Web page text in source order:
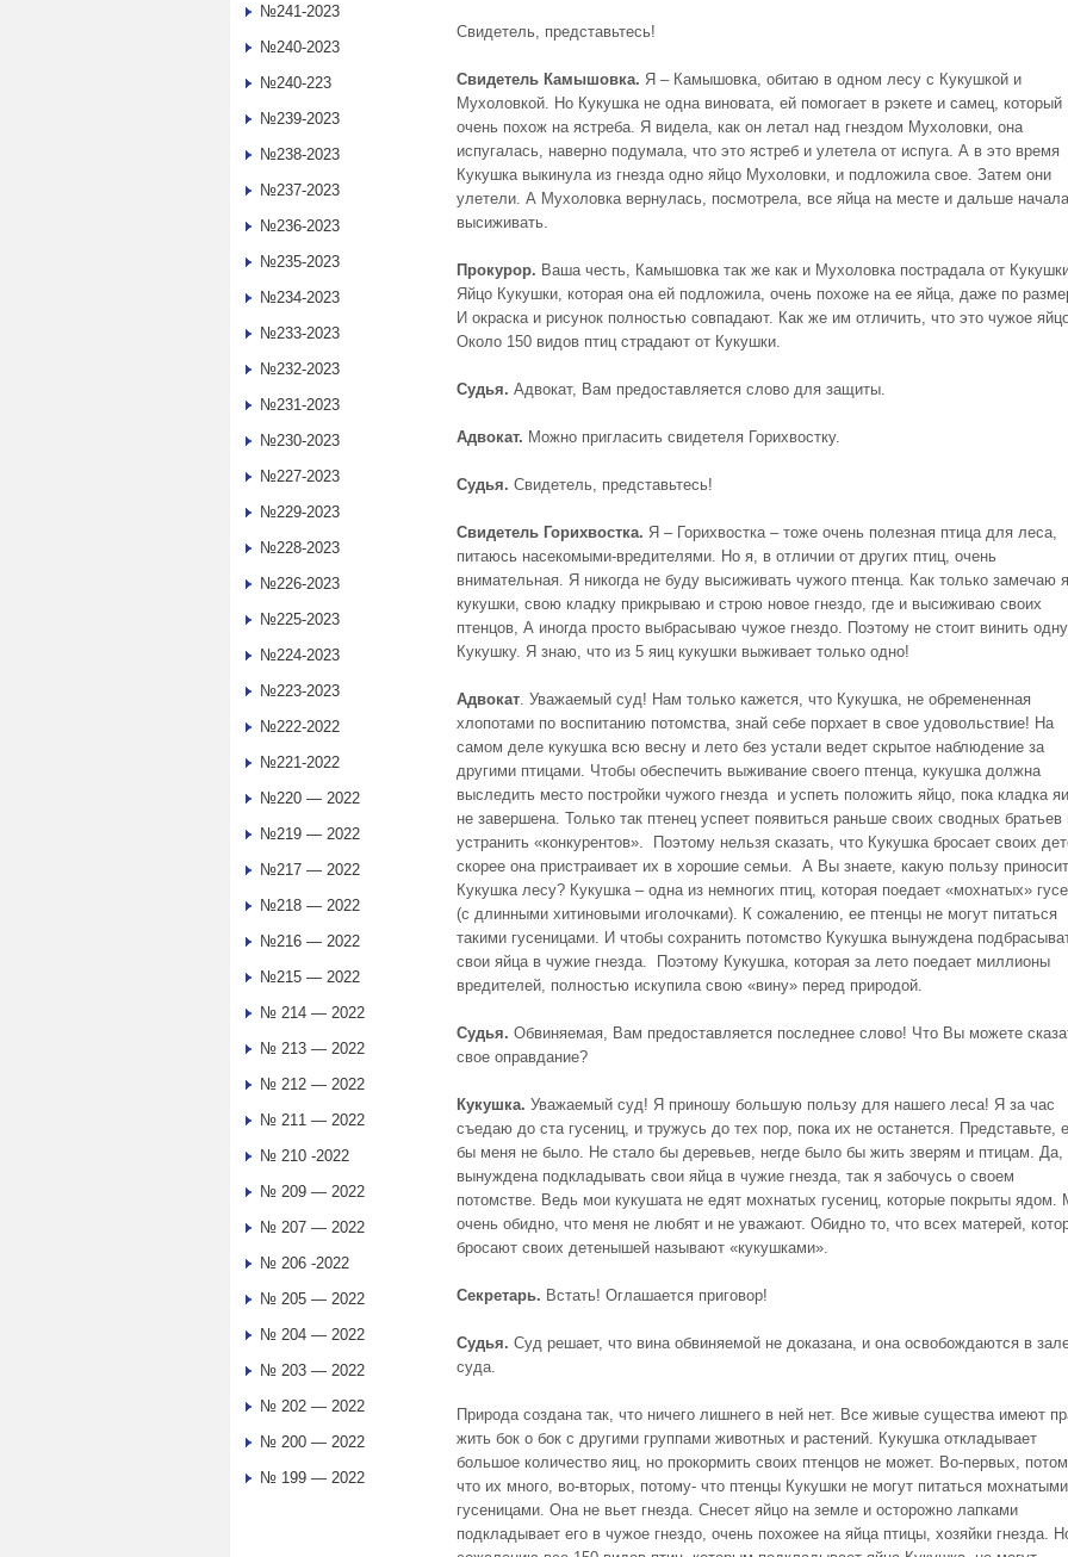
Свидетель, представьтесь!
Свидетель Камышовка. Я – Камышовка, обитаю в одном лесу с Кукушкой и
Мухоловкой. Но Кукушка не одна виновата, ей помогает в рэкете и самец, который
очень похож на ястреба. Я видела, как он летал над гнездом Мухоловки, она
испугалась, наверно подумала, что это ястреб и улетела от испуга. А в это время
Кукушка выкинула из гнезда одно яйцо Мухоловки, и подложила свое. Затем они
улетели. А Мухоловка вернулась, посмотрела, все яйца на месте и дальше начала
высиживать.
Прокурор. Ваша честь, Камышовка так же как и Мухоловка пострадала от
Яйцо Кукушки, которая она ей подложила, очень похоже на ее яйца, даже по
И окраска и рисунок полностью совпадают. Как же им отличить, что это чужое
Около 150 видов птиц страдают от Кукушки.
Судья. Адвокат, Вам предоставляется слово для защиты.
Адвокат. Можно пригласить свидетеля Горихвостку.
Судья. Свидетель, представьтесь!
Свидетель Горихвостка. Я – Горихвостка – тоже очень полезная птица для леса,
питаюсь насекомыми-вредителями. Но я, в отличии от других птиц, очень
внимательная. Я никогда не буду высиживать чужого птенца. Как только замечаю
кукушки, свою кладку прикрываю и строю новое гнездо, где и высиживаю своих
птенцов, А иногда просто выбрасываю чужое гнездо. Поэтому не стоит винить одну
Кукушку. Я знаю, что из 5 яиц кукушки выживает только одно!
Адвокат. Уважаемый суд! Нам только кажется, что Кукушка, не обремененная
хлопотами по воспитанию потомства, знай себе порхает в свое удовольствие! На
самом деле кукушка всю весну и лето без устали ведет скрытое наблюдение за
другими птицами. Чтобы обеспечить выживание своего птенца, кукушка должна
выследить место постройки чужого гнезда и успеть положить яйцо, пока кладка
не завершена. Только так птенец успеет появиться раньше своих сводных братьев
устранить «конкурентов». Поэтому нельзя сказать, что Кукушка бросает своих
скорее она пристраивает их в хорошие семьи. А Вы знаете, какую пользу приносит
Кукушка лесу? Кукушка – одна из немногих птиц, которая поедает «мохнатых»
(с длинными хитиновыми иголочками). К сожалению, ее птенцы не могут питаться
такими гусеницами. И чтобы сохранить потомство Кукушка вынуждена
свои яйца в чужие гнезда. Поэтому Кукушка, которая за лето поедает миллионы
вредителей, полностью искупила свою «вину» перед природой.
Судья. Обвиняемая, Вам предоставляется последнее слово! Что Вы можете
свое оправдание?
Кукушка. Уважаемый суд! Я приношу большую пользу для нашего леса! Я за час
съедаю до ста гусениц, и тружусь до тех пор, пока их не останется. Представьте,
бы меня не было. Не стало бы деревьев, негде было бы жить зверям и птицам. Да,
вынуждена подкладывать свои яйца в чужие гнезда, так я забочусь о своем
потомстве. Ведь мои кукушата не едят мохнатых гусениц, которые покрыты ядом.
очень обидно, что меня не любят и не уважают. Обидно то, что всех матерей,
бросают своих детенышей называют «кукушками».
Секретарь. Встать! Оглашается приговор!
Судья. Суд решает, что вина обвиняемой не доказана, и она освобождаются в
суда.
Природа создана так, что ничего лишнего в ней нет. Все живые существа имеют
жить бок о бок с другими группами животных и растений. Кукушка откладывает
большое количество яиц, но прокормить своих птенцов не может. Во-первых,
что их много, во-вторых, потому- что птенцы Кукушки не могут питаться мохнатыми
гусеницами. Она не вьет гнезда. Снесет яйцо на земле и осторожно лапками
подкладывает его в чужое гнездо, очень похожее на яйца птицы, хозяйки гнезда.
№241-2023
№240-2023
№240-223
№239-2023
№238-2023
№237-2023
№236-2023
№235-2023
№234-2023
№233-2023
№232-2023
№231-2023
№230-2023
№227-2023
№229-2023
№228-2023
№226-2023
№225-2023
№224-2023
№223-2023
№222-2022
№221-2022
№220 — 2022
№219 — 2022
№217 — 2022
№218 — 2022
№216 — 2022
№215 — 2022
№ 214 — 2022
№ 213 — 2022
№ 212 — 2022
№ 211 — 2022
№ 210 -2022
№ 209 — 2022
№ 207 — 2022
№ 206 -2022
№ 205 — 2022
№ 204 — 2022
№ 203 — 2022
№ 202 — 2022
№ 200 — 2022
№ 199 — 2022